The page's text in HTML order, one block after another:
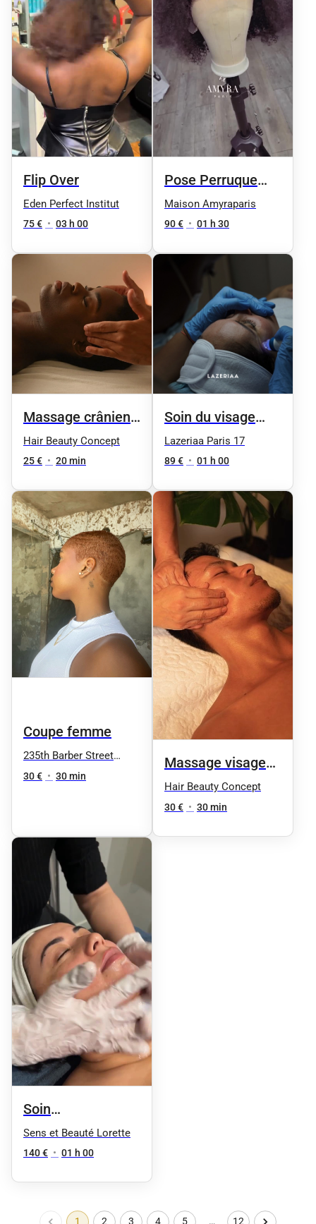
Flip Over
Eden Perfect Institut
75 € • 03 h 00
Pose Perruque
Lace
Maison Amyraparis
90 € • 01 h 30
Massage crânien
relaxant
Hair Beauty Concept
25 € • 20 min
Soin du visage
HydraFacial - 5
séances
Lazeriaa Paris 17
89 € • 01 h 00
Coupe femme
235th Barber Street
Nation
30 € • 30 min
Massage visage
anti-stress
Hair Beauty Concept
30 € • 30 min
Soin
HYDRASKEENFACIAL
Sens et Beauté Lorette
140 € • 01 h 00
1 2 3 4 5 … 12